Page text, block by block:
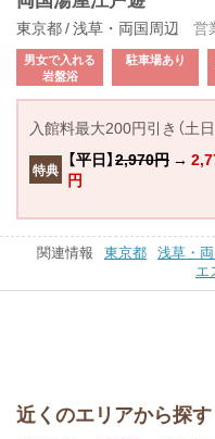
東京都 / 浅草・両国周辺 営
男女で入れる
岩盤浴
駐車場あり
入館料最大200円引き（土
特典 【平日】2,970円 →
円
関連情報 東京都 浅草・
エ
近くのエリアから探す